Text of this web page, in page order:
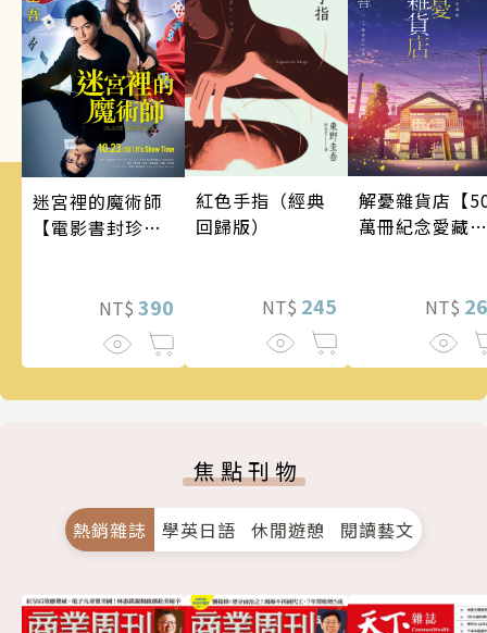
迷宮裡的魔術師
【電影書封珍藏
NT$ 390
紅色手指（經典
回歸版）
NT$ 245
解憂雜貨店【
萬冊紀念愛藏
NT$
焦點刊物
熱銷雜誌 學英日語 休閒遊憩 閱讀藝文